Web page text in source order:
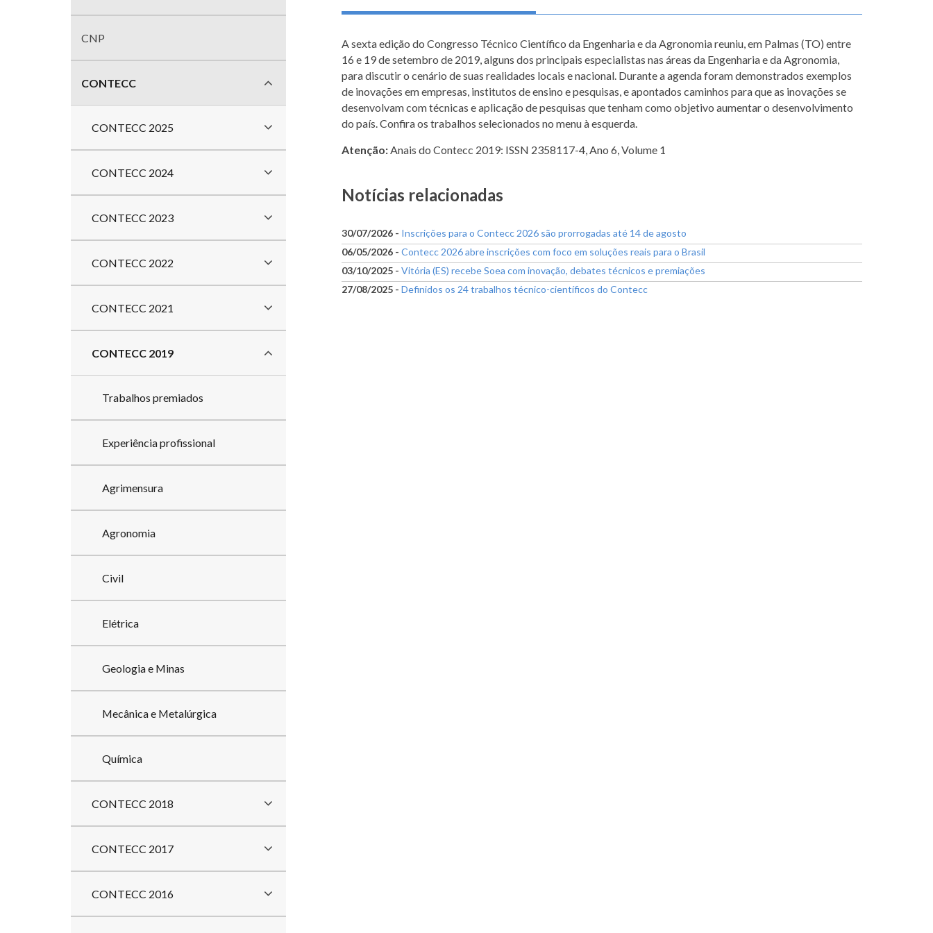
A sexta edição do Congresso Técnico Científico da Engenharia e da Agronomia reuniu, em Palmas (TO) entre
16 e 19 de setembro de 2019, alguns dos principais especialistas nas áreas da Engenharia e da Agronomia,
para discutir o cenário de suas realidades locais e nacional. Durante a agenda foram demonstrados exemplos
de inovações em empresas, institutos de ensino e pesquisas, e apontados caminhos para que as inovações se
desenvolvam com técnicas e aplicação de pesquisas que tenham como objetivo aumentar o desenvolvimento
do país. Confira os trabalhos selecionados no menu à esquerda.
Atenção:Anais do Contecc 2019: ISSN 2358117-4, Ano 6, Volume 1
Notícias relacionadas
30/07/2026 - Inscrições para o Contecc 2026 são prorrogadas até 14 de agosto
06/05/2026 - Contecc 2026 abre inscrições com foco em soluções reais para o Brasil
03/10/2025 - Vitória (ES) recebe Soea com inovação, debates técnicos e premiações
27/08/2025 - Definidos os 24 trabalhos técnico-científicos do Contecc
CNP
CONTECC
CONTECC 2025
CONTECC 2024
CONTECC 2023
CONTECC 2022
CONTECC 2021
CONTECC 2019
Trabalhos premiados
Experiência profissional
Agrimensura
Agronomia
Civil
Elétrica
Geologia e Minas
Mecânica e Metalúrgica
Química
CONTECC 2018
CONTECC 2017
CONTECC 2016